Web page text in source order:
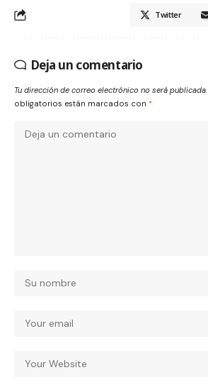
Twitter
Deja un comentario
Tu dirección de correo electrónico no será publicada.
obligatorios están marcados con *